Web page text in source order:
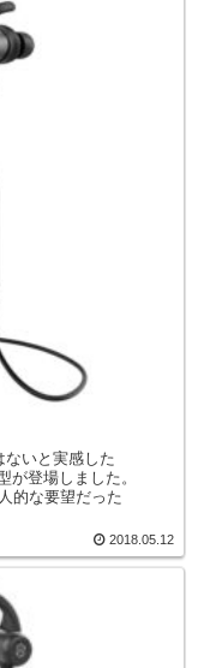
ないと実感した
が登場しました。
的な要望だった
2018.05.12